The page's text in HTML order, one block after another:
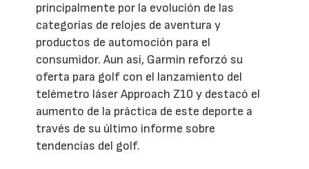
principalmente por la evolución de las
categorías de relojes de aventura y
productos de automoción para el
consumidor. Aun así, Garmin reforzó su
oferta para golf con el lanzamiento del
telémetro láser Approach Z10 y destacó el
aumento de la práctica de este deporte a
través de su último informe sobre
tendencias del golf.